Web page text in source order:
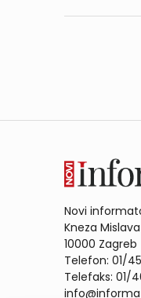
Novi
Kneza
10000 Zagreb
Telefon: 01/
Telefaks: 01/